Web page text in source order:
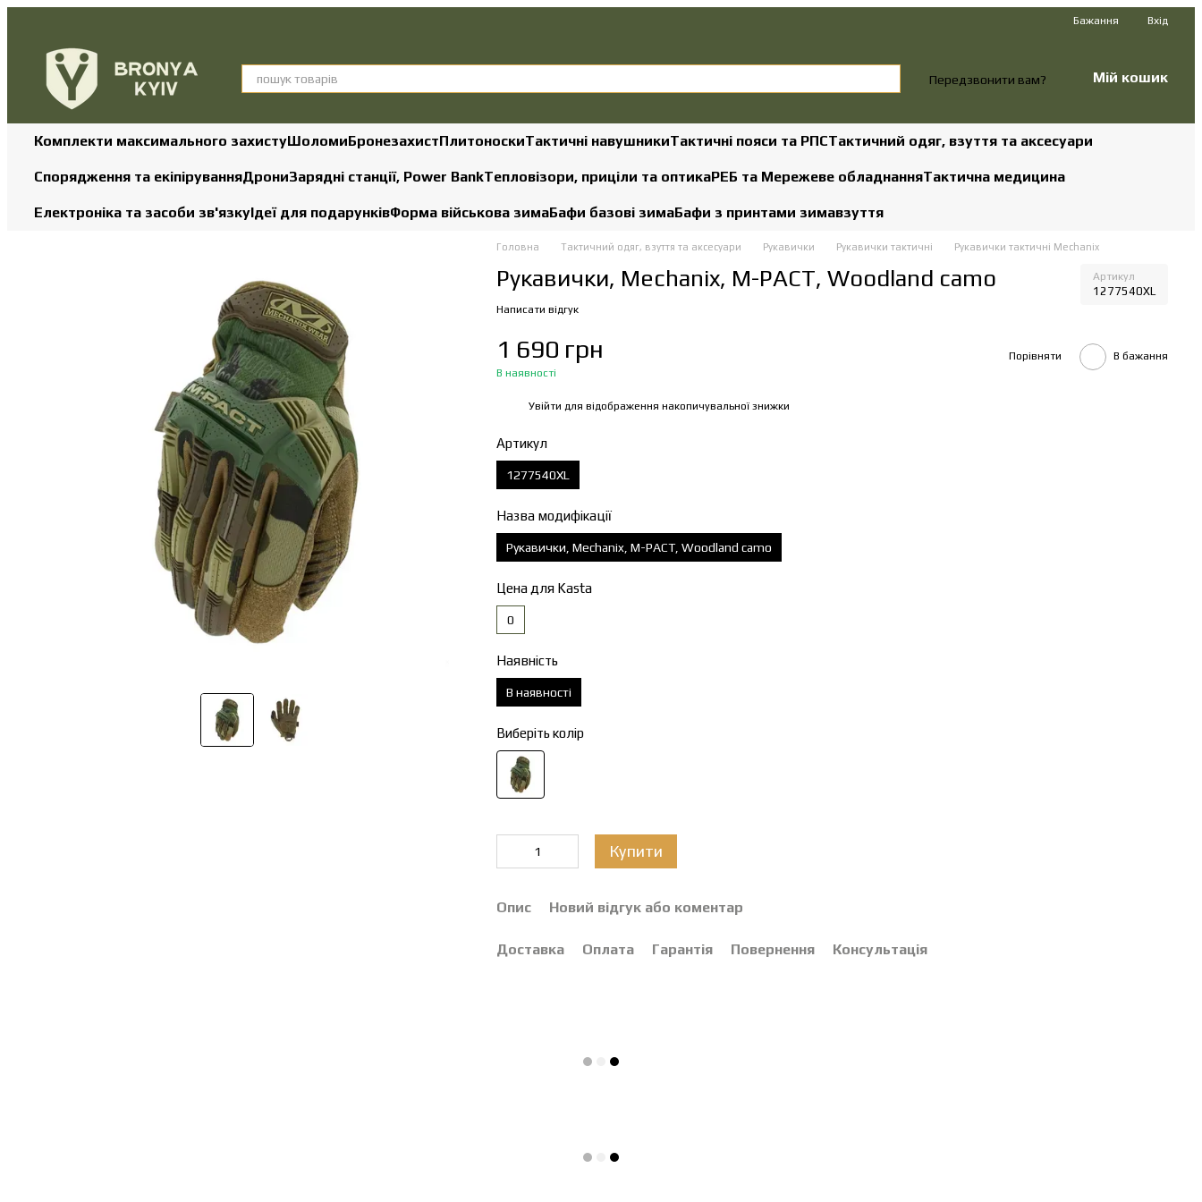
Бажання Вхід
Передзвонити вам? Мій кошик
Комплекти максимального захистуШоломиБронезахистПлитоноскиТактичні навушникиТактичні пояси та РПСТактичний одяг, взуття та аксесуари
Спорядження та екіпіруванняДрониЗарядні станції, Power BankТепловізори, приціли та оптикаРЕБ та Мережеве обладнанняТактична медицина
Електроніка та засоби зв'язкуІдеї для подарунківФорма військова зимаБафи базові зимаБафи з принтами зимавзуття
Головна Тактичний одяг, взуття та аксесуари Рукавички Рукавички тактичні Рукавички тактичні Mechanix
Рукавички, Mechanix, M-PACT, Woodland camo Артикул
1277540XL
Написати відгук
1 690 грн
В наявності
Порівняти В бажання
Увійти для відображення накопичувальної знижки
Артикул
1277540XL
Назва модифікації
Рукавички, Mechanix, M-PACT, Woodland camo
Цена для Kasta
0
Наявність
В наявності
Виберіть колір
Купити
Опис Новий відгук або коментар
Доставка Оплата Гарантія Повернення Консультація